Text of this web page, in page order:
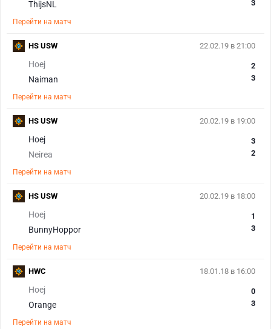
ThijsNL 3
Перейти на матч
22.02.19 в 21:00
Hoej
Naiman
2
3
Перейти на матч
HS USW
20.02.19 в 19:00
Hoej
Neirea
3
2
Перейти на матч
HS USW
20.02.19 в 18:00
Hoej
BunnyHoppor
1
3
Перейти на матч
HS USW
18.01.18 в 16:00
Hoej
Orange
0
3
Перейти на матч
HWC